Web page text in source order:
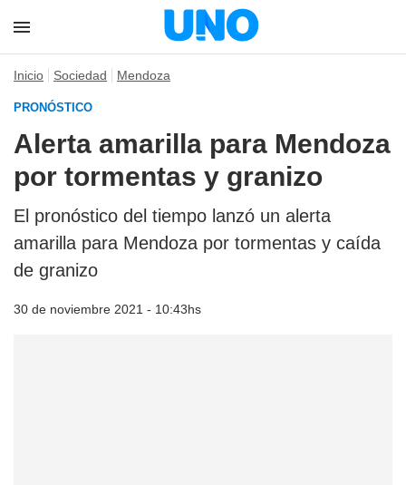
Inicio Sociedad Mendoza
PRONÓSTICO
Alerta amarilla para Mendoza
por tormentas y granizo
El pronóstico del tiempo lanzó un alerta
amarilla para Mendoza por tormentas y caída
de granizo
30 de noviembre 2021 - 10:43hs